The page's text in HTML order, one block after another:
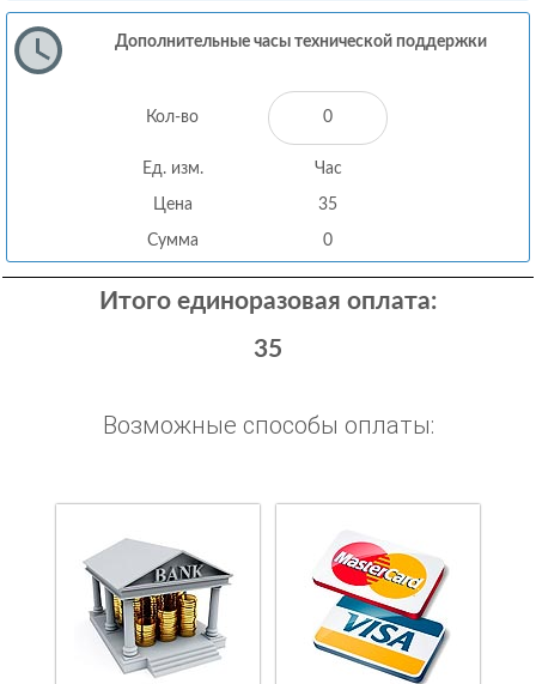
Дополнительные часы технической поддержки
Кол-во
Ед. изм. Час
Цена 35
Сумма 0
Итого единоразовая оплата:
35
Возможные способы оплаты: